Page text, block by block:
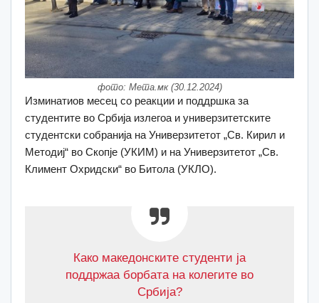
фото: Мета.мк (30.12.2024)
Изминатиов месец со реакции и поддршка за
студентите во Србија излегоа и универзитетските
студентски собранија на Универзитетот „Св. Кирил и
Методиј“ во Скопје (УКИМ) и на Универзитетот „Св.
Климент Охридски“ во Битола (УКЛО).
Како македонските студенти ја
поддржаа борбата на колегите во
Србија?